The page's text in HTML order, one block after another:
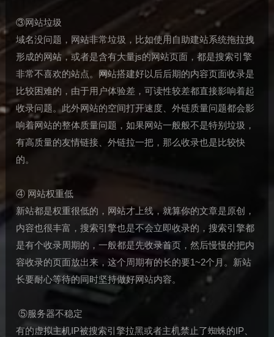
③网站垃圾
域名没问题，网站非常垃圾，比如使用自助建站系统拖拉拽
形成的网站，或者是含有大量js的网站页面，都是搜索引擎
非常不喜欢的站点。网站搭建好以后后期的内容页面收录是
比较困难的，由于用户体验差，可读性较差都直接影响着起
收录问题。此外网站的空间打开速度、外链质量问题都会影
响着网站的整体质量问题，如果网站一般般不是特别垃圾，
有高质量的友情链接、外链拉一把，那么收录也是比较快
的。
④ 网站权重低
新站都是权重很低的，网站才上线，就算你的文章是原创，
内容也很丰富，搜索引擎也是不会立即收录的，搜索引擎都
是有个收录周期的，一般都是先收录首页，然后慢慢的把内
容收录的页面放出来，这个周期有的长的要1~2个月。新站
长要耐心等待的同时坚持做好网站内容。
⑤服务器不稳定
有的虚拟主机IP被搜索引擎拉黑或者主机禁止了蜘蛛的IP、